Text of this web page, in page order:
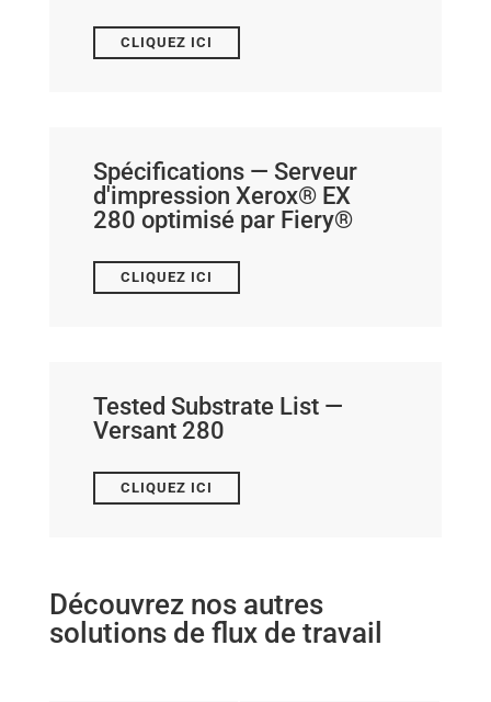
CLIQUEZ ICI
Spécifications — Serveur
d'impression Xerox® EX
280 optimisé par Fiery®
CLIQUEZ ICI
Tested Substrate List —
Versant 280
CLIQUEZ ICI
Découvrez nos autres
solutions de flux de travail